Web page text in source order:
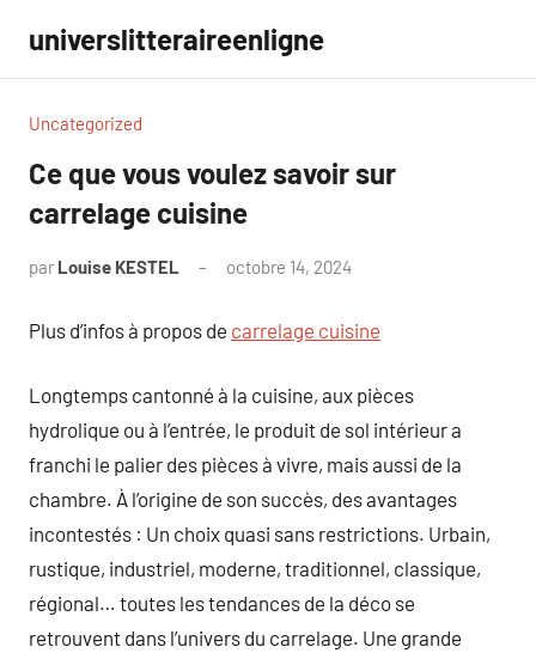
contenu
universlitteraireenligne
Uncategorized
Ce que vous voulez savoir sur
carrelage cuisine
par Louise KESTEL octobre 14, 2024
Plus d’infos à propos de carrelage cuisine
Longtemps cantonné à la cuisine, aux pièces
hydrolique ou à l’entrée, le produit de sol intérieur a
franchi le palier des pièces à vivre, mais aussi de la
chambre. À l’origine de son succès, des avantages
incontestés : Un choix quasi sans restrictions. Urbain,
rustique, industriel, moderne, traditionnel, classique,
régional… toutes les tendances de la déco se
retrouvent dans l’univers du carrelage. Une grande